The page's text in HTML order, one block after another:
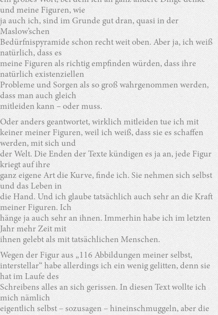
und meine Figuren, wie
ja auch ich, sind im Grunde gut dran, quasi in der
Maslow’schen
Bedürfnispyramide schon recht weit oben. Aber ja, ich weiß
natürlich, dass es
meine Figuren als richtig empfinden würden, dass ihre
natürlich existenziellen
Probleme und Sorgen als so groß wahrgenommen werden,
dass man auch gleich
mitleiden kann – oder muss.
Oder anders geantwortet, wirklich mitleiden tue ich mit
keiner meiner Figuren, weil ich weiß, dass sie es schaffen
werden, mit sich und
der Welt. Die Enden der Texte kündigen es ja an, jede Figur
kriegt auf ihre
ganz eigene Art die Kurve, finde ich. Sie nehmen sich selbst
und das Leben in
die Hand. Und ich glaube tatsächlich auch sehr an die Kraft
meiner Figuren. Ich
hänge ja auch sehr an ihnen. Immerhin habe ich im letzten
Jahr mehr Zeit mit
ihnen gelebt als mit tatsächlichen Menschen.
Wegen der Figur aus „116 Abbildungen meiner selbst,
interstellar“ habe allerdings ich ein wenig gelitten, denn sie
hat im Laufe des
Schreibens alles an sich gerissen. In diesen Text wollte ich
mich nämlich
eigentlich selbst – sozusagen – hineinschmuggeln, aber die